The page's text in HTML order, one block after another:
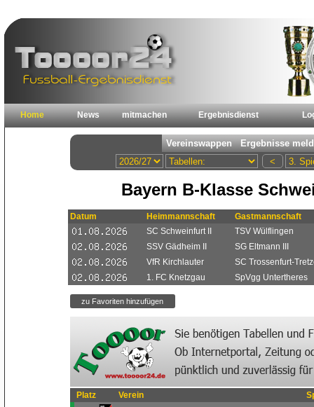
Home News mitmachen Ergebnisdienst
Bayern B-Klasse
Datum Heimmannschaft
Gastmannschaft
SC Schweinfurt II
TSV Wülflingen
SSV Gädheim II
SG Eltmann III
VfR Kirchlauter
SC Trossenfurt-
1. FC Knetzgau
SpVgg Untertheres
Platz Verein